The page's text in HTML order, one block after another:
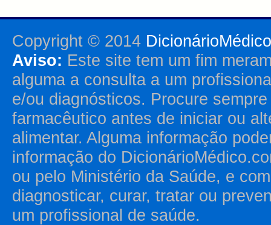
Copyright © 2014
Aviso: Este site tem um fim
alguma a consulta a um
e/ou diagnósticos. Procure
farmacêutico antes de iniciar ou
alimentar. Alguma informação
informação do
ou pelo Ministério da Saúde, e
diagnosticar, curar, tratar ou
um profissional de saúde.